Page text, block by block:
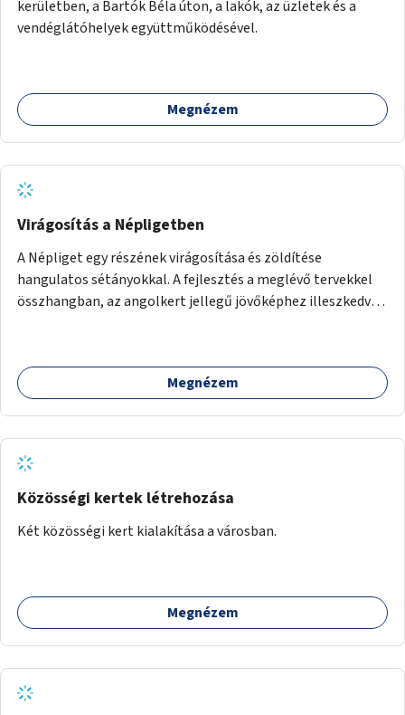
kerületben, a Bartók Béla úton, a lakók, az üzletek és a
vendéglátóhelyek együttműködésével.
Megnézem
Virágosítás a Népligetben
A Népliget egy részének virágosítása és zöldítése
hangulatos sétányokkal. A fejlesztés a meglévő tervekkel
összhangban, az angolkert jellegű jövőképhez illeszkedve
Megnézem
Közösségi kertek létrehozása
Két közösségi kert kialakítása a városban.
Megnézem